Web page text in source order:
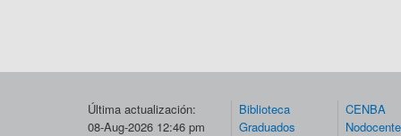
Última actualización:
08-Aug-2026 12:46 pm
Biblioteca
Graduados
CENBA